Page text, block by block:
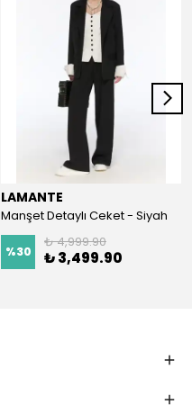
LAMANTE
Manşet Detaylı Ceket - Siyah
%30
₺ 4,999.90
₺ 3,499.90